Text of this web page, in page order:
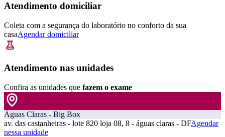
Atendimento domiciliar
Coleta com a segurança do laboratório no conforto da sua
casaAgendar domiciliar
Atendimento nas unidades
Confira as unidades que fazem o exame
Águas Claras - Big Box
av. das castanheiras - lote 820 loja 08, 8 - águas claras - DFAgendar
nessa unidade